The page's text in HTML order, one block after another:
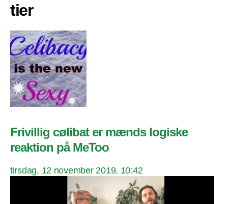
tier
Frivillig cølibat er mænds logiske
reaktion på MeToo
tirsdag, 12 november 2019, 10:42